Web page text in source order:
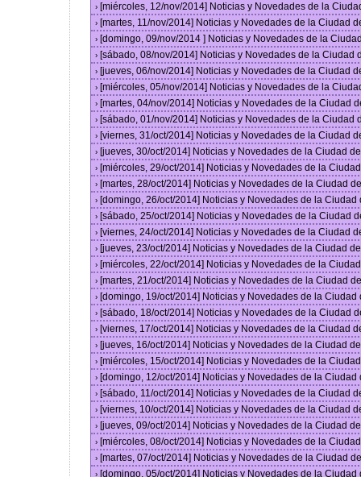
› [miércoles, 12/nov/2014] Noticias y Novedades de la
› [martes, 11/nov/2014] Noticias y Novedades de la Ciudad
› [domingo, 09/nov/2014 ] Noticias y Novedades de la
› [sábado, 08/nov/2014] Noticias y Novedades de la Ciudad
› [jueves, 06/nov/2014] Noticias y Novedades de la Ciudad
› [miércoles, 05/nov/2014] Noticias y Novedades de la
› [martes, 04/nov/2014] Noticias y Novedades de la Ciudad
› [sábado, 01/nov/2014] Noticias y Novedades de la Ciudad
› [viernes, 31/oct/2014] Noticias y Novedades de la Ciudad
› [jueves, 30/oct/2014] Noticias y Novedades de la Ciudad
› [miércoles, 29/oct/2014] Noticias y Novedades de la
› [martes, 28/oct/2014] Noticias y Novedades de la Ciudad
› [domingo, 26/oct/2014] Noticias y Novedades de la
› [sábado, 25/oct/2014] Noticias y Novedades de la Ciudad
› [viernes, 24/oct/2014] Noticias y Novedades de la Ciudad
› [jueves, 23/oct/2014] Noticias y Novedades de la Ciudad
› [miércoles, 22/oct/2014] Noticias y Novedades de la
› [martes, 21/oct/2014] Noticias y Novedades de la Ciudad
› [domingo, 19/oct/2014] Noticias y Novedades de la
› [sábado, 18/oct/2014] Noticias y Novedades de la Ciudad
› [viernes, 17/oct/2014] Noticias y Novedades de la Ciudad
› [jueves, 16/oct/2014] Noticias y Novedades de la Ciudad
› [miércoles, 15/oct/2014] Noticias y Novedades de la
› [domingo, 12/oct/2014] Noticias y Novedades de la
› [sábado, 11/oct/2014] Noticias y Novedades de la Ciudad
› [viernes, 10/oct/2014] Noticias y Novedades de la Ciudad
› [jueves, 09/oct/2014] Noticias y Novedades de la Ciudad
› [miércoles, 08/oct/2014] Noticias y Novedades de la
› [martes, 07/oct/2014] Noticias y Novedades de la Ciudad
› [domingo, 05/oct/2014] Noticias y Novedades de la